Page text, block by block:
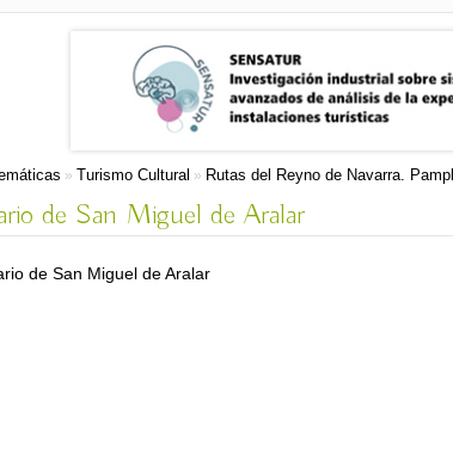
» Turismo Cultural » Rutas del Reyno de Navarra.
de San Miguel de Aralar